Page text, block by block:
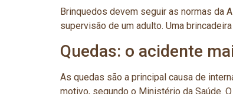
Brinquedos devem seguir as normas da
supervisão de um adulto. Uma
Quedas: o acidente
As quedas são a principal causa de
motivo, segundo o Ministério da Saúde.